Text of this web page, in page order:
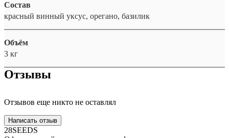
Состав
красный винный уксус, орегано, базилик
Объём
3 кг
Отзывы
Отзывов еще никто не оставлял
Написать отзыв
28SEEDS